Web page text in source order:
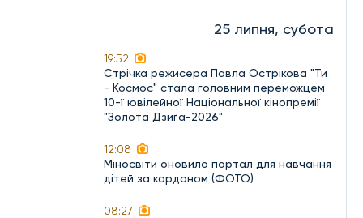
25 липня, субота
19:52
Стрічка режисера Павла Острікова "Ти
- Космос" стала головним переможцем
10-ї ювілейної Національної кінопремії
"Золота Дзиґа-2026"
12:08
Міносвіти оновило портал для навчання
дітей за кордоном (ФОТО)
08:27